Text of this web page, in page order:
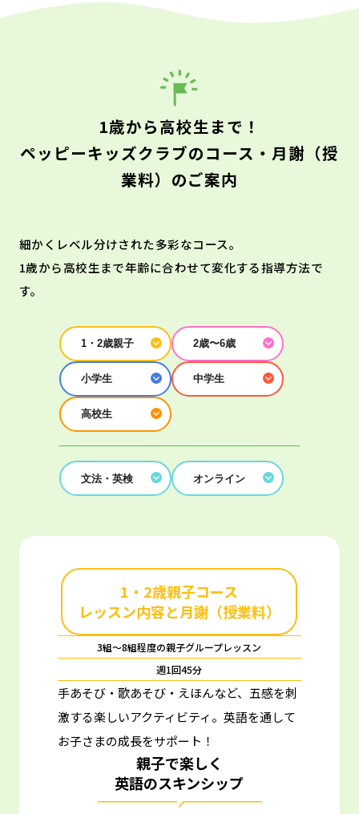
1歳から高校生まで！
ペッピーキッズクラブのコース・月謝（授
業料）のご案内
細かくレベル分けされた多彩なコース。
1歳から高校生まで年齢に合わせて変化する指導方法で
す。
1・2歳親子 2歳〜6歳
小学生 中学生
高校生
文法・英検 オンライン
1・2歳親子コース
レッスン内容と月謝（授業料）
3組～8組程度の親子グループレッスン
週1回45分
手あそび・歌あそび・えほんなど、五感を刺
激する楽しいアクティビティ。 英語を通して
お子さまの成長をサポート！
親子で楽しく
英語のスキンシップ